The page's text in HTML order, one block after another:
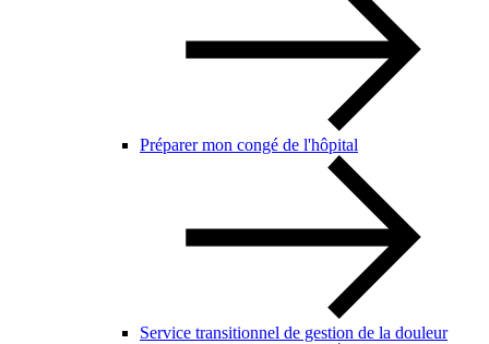
Préparer mon congé de l'hôpital
Service transitionnel de gestion de la douleur